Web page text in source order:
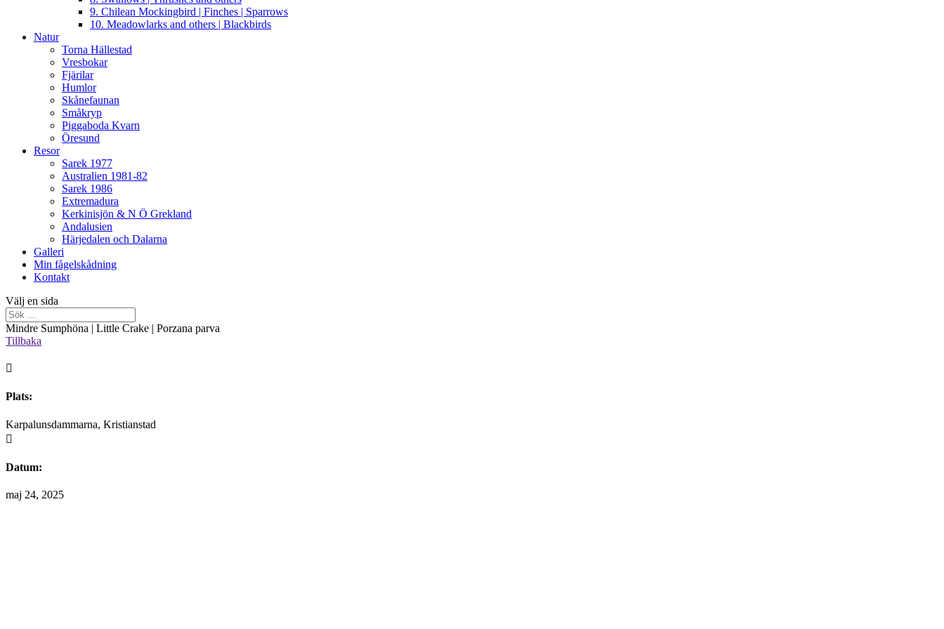
9. Chilean Mockingbird | Finches | Sparrows
10. Meadowlarks and others | Blackbirds
Natur
Torna Hällestad
Vresbokar
Fjärilar
Humlor
Skånefaunan
Småkryp
Piggaboda Kvarn
Öresund
Resor
Sarek 1977
Australien 1981-82
Sarek 1986
Extremadura
Kerkinisjön & N Ö Grekland
Andalusien
Härjedalen och Dalarna
Galleri
Min fågelskådning
Kontakt
Välj en sida
Mindre Sumphöna | Little Crake | Porzana parva
Tillbaka

Plats:
Karpalunsdammarna, Kristianstad

Datum:
maj 24, 2025